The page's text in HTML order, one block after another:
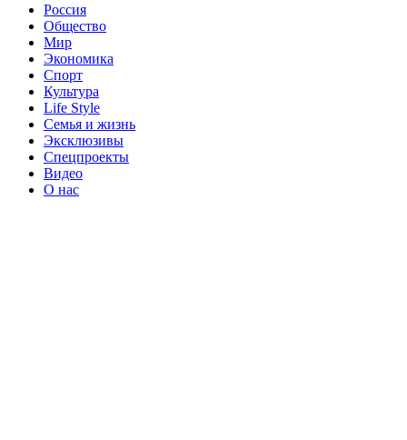
Россия
Общество
Мир
Экономика
Спорт
Культура
Life Style
Семья и жизнь
Эксклюзивы
Спецпроекты
Видео
О нас